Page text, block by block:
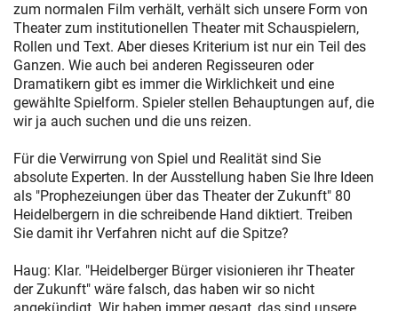
zum normalen Film verhält, verhält sich unsere Form von
Theater zum institutionellen Theater mit Schauspielern,
Rollen und Text. Aber dieses Kriterium ist nur ein Teil des
Ganzen. Wie auch bei anderen Regisseuren oder
Dramatikern gibt es immer die Wirklichkeit und eine
gewählte Spielform. Spieler stellen Behauptungen auf, die
wir ja auch suchen und die uns reizen.
Für die Verwirrung von Spiel und Realität sind Sie
absolute Experten. In der Ausstellung haben Sie Ihre Ideen
als "Prophezeiungen über das Theater der Zukunft" 80
Heidelbergern in die schreibende Hand diktiert. Treiben
Sie damit ihr Verfahren nicht auf die Spitze?
Haug: Klar. "Heidelberger Bürger visionieren ihr Theater
der Zukunft" wäre falsch, das haben wir so nicht